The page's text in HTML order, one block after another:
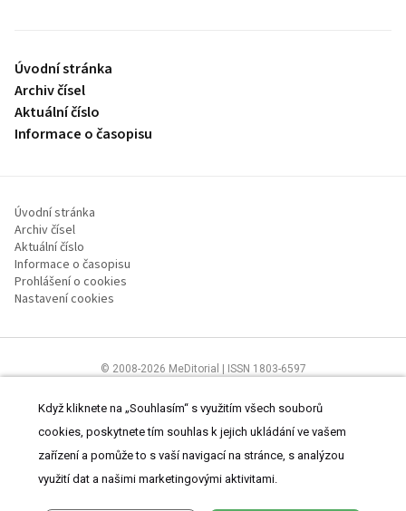
Úvodní stránka
Archiv čísel
Aktuální číslo
Informace o časopisu
Úvodní stránka
Archiv čísel
Aktuální číslo
Informace o časopisu
Prohlášení o cookies
Nastavení cookies
© 2008-2026 MeDitorial | ISSN 1803-6597
zdravotnictví.Čtěte prohlášeníaZásady zpracování osobních údajů
Když kliknete na „Souhlasím“ s využitím všech souborů
cookies, poskytnete tím souhlas k jejich ukládání ve vašem
zařízení a pomůže to s vaší navigací na stránce, s analýzou
využití dat a našimi marketingovými aktivitami.